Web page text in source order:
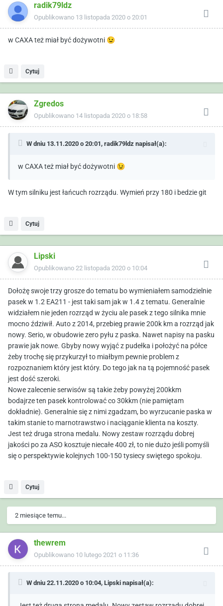
radik79ldz
Opublikowano 13 listopada 2020 o 20:01
w CAXA też miał być dożywotni 😉
Cytuj
Zgredos
Opublikowano 14 listopada 2020 o 18:58
W dniu 13.11.2020 o 20:01, radik79ldz napisał(a):
w CAXA też miał być dożywotni 😉
W tym silniku jest łańcuch rozrządu. Wymień przy 180 i bedzie git
Cytuj
Lipski
Opublikowano 22 listopada 2020 o 10:04
Dołożę swoje trzy grosze do tematu bo wymieniałem samodzielnie
pasek w 1.2 EA211 - jest taki sam jak w 1.4 z tematu. Generalnie
widziałem nie jeden rozrząd w życiu ale pasek z tego silnika mnie
mocno ździwił. Auto z 2014, przebieg prawie 200k km a rozrząd jak
nowy. Serio, w obudowie zero pyłu z paska. Nawet napisy na pasku
prawie jak nowe. Gbyby nowy wyjąć z pudełka i położyć na półce
żeby trochę się przykurzył to miałbym pewnie problem z
rozpoznaniem który jest który. Do tego jak na tą pojemność pasek
jest dość szeroki.
Nowe zalecenie serwisów są takie żeby powyżej 200kkm
bodajrze ten pasek kontrolować co 30kkm (nie pamiętam
dokładnie). Generalnie się z nimi zgadzam, bo wyrzucanie paska w
takim stanie to marnotrawstwo i naciąganie klienta na koszty.
Jest też druga strona medalu. Nowy zestaw rozrządu dobrej
jakości po za ASO kosztuje niecałe 400 zł, to nie dużo jeśli pomyśli
się o perspektywie kolejnych 100-150 tysiecy swiętego spokoju.
Cytuj
2 miesiące temu...
thewrem
Opublikowano 10 lutego 2021 o 11:36
W dniu 22.11.2020 o 10:04, Lipski napisał(a):